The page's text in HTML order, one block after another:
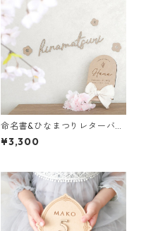
命名書&ひなまつりレターバナ
ー / 【送料込】 おしゃれ 木製
バナー 木札 名入り札 桃の節句
¥3,300